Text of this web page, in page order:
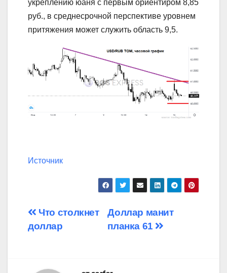
укреплению юаня с первым ориентиром 8,85
руб., в среднесрочной перспективе уровнем
притяжения может служить область 9,5.
Источник
Навигация
по
Доллар манит
планка 61
Что столкнет
доллар